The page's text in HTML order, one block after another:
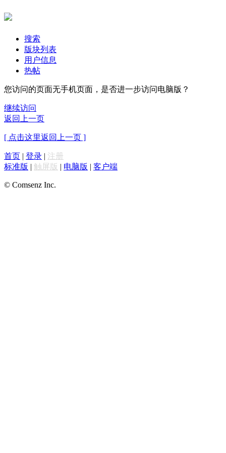
搜索
版块列表
用户信息
热帖
您访问的页面无手机页面，是否进一步访问电脑版？
继续访问
返回上一页
[ 点击这里返回上一页 ]
首页 | 登录 | 注册
标准版 | 触屏版 | 电脑版 | 客户端
© Comsenz Inc.